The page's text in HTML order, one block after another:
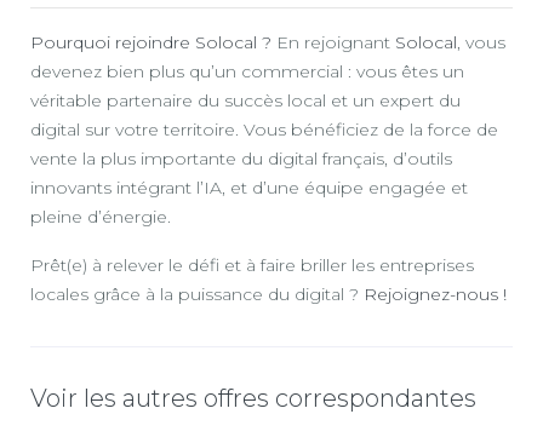
Pourquoi rejoindre Solocal ? En rejoignant Solocal, vous
devenez bien plus qu’un commercial : vous êtes un
véritable partenaire du succès local et un expert du
digital sur votre territoire. Vous bénéficiez de la force de
vente la plus importante du digital français, d’outils
innovants intégrant l’IA, et d’une équipe engagée et
pleine d’énergie.
Prêt(e) à relever le défi et à faire briller les entreprises
locales grâce à la puissance du digital ? Rejoignez-nous !
Voir les autres offres correspondantes